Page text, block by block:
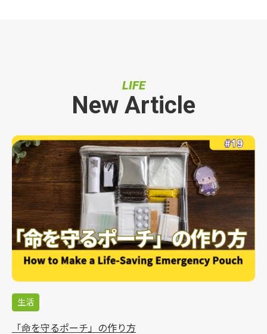
LIFE
New Article
生活
「命を守るポーチ」の作り方